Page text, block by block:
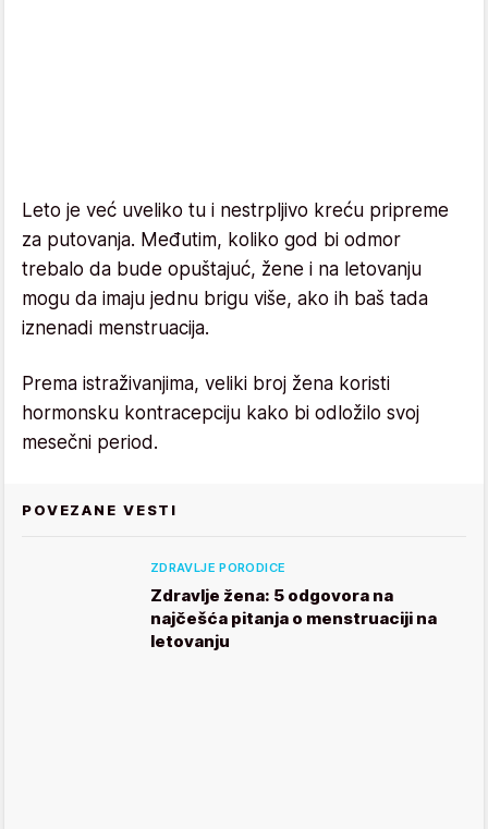
Leto je već uveliko tu i nestrpljivo kreću pripreme
za putovanja. Međutim, koliko god bi odmor
trebalo da bude opuštajuć, žene i na letovanju
mogu da imaju jednu brigu više, ako ih baš tada
iznenadi menstruacija.
Prema istraživanjima, veliki broj žena koristi
hormonsku kontracepciju kako bi odložilo svoj
mesečni period.
POVEZANE VESTI
ZDRAVLJE PORODICE
Zdravlje žena: 5 odgovora na
najčešća pitanja o menstruaciji na
letovanju